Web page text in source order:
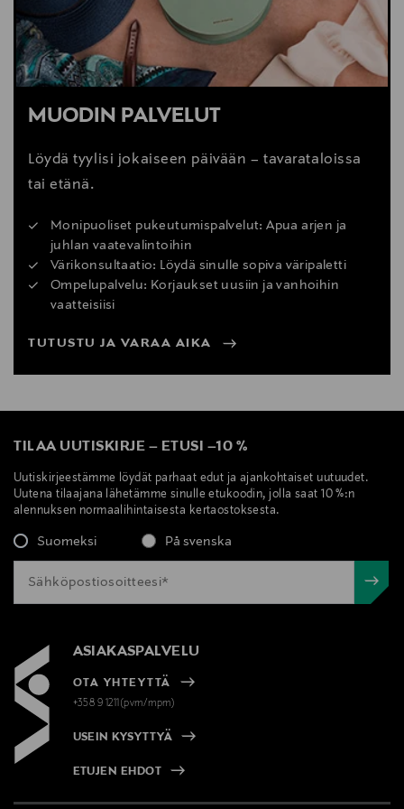
MUODIN PALVELUT
Löydä tyylisi jokaiseen päivään – tavarataloissa
tai etänä.
Monipuoliset pukeutumispalvelut: Apua arjen ja
juhlan vaatevalintoihin
Värikonsultaatio: Löydä sinulle sopiva väripaletti
Ompelupalvelu: Korjaukset uusiin ja vanhoihin
vaatteisiisi
TUTUSTU JA VARAA AIKA
TILAA UUTISKIRJE – ETUSI –10 %
Uutiskirjeestämme löydät parhaat edut ja ajankohtaiset uutuudet.
Uutena tilaajana lähetämme sinulle etukoodin, jolla saat 10 %:n
alennuksen normaalihintaisesta kertaostoksesta.
Suomeksi På svenska
ASIAKASPALVELU
OTA YHTEYTTÄ
+358 9 1211(pvm/mpm)
USEIN KYSYTTYÄ
ETUJEN EHDOT